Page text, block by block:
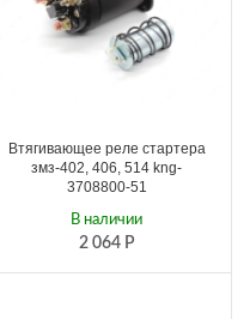
Втягивающее реле стартера
змз-402, 406, 514 kng-
3708800-51
2 064 Р
В наличии